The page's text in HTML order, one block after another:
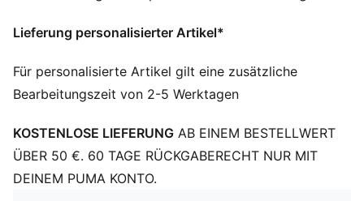
Lieferung personalisierter Artikel*
Für personalisierte Artikel gilt eine zusätzliche
Bearbeitungszeit von 2-5 Werktagen
KOSTENLOSE LIEFERUNG AB EINEM BESTELLWERT
ÜBER 50 €. 60 TAGE RÜCKGABERECHT NUR MIT
DEINEM PUMA KONTO.